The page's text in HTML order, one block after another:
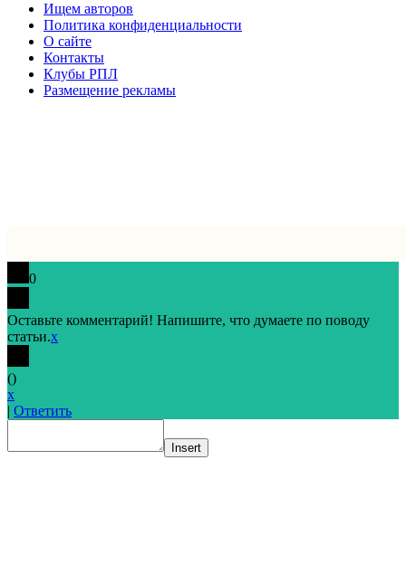
Ищем авторов
Политика конфиденциальности
О сайте
Контакты
Клубы РПЛ
Размещение рекламы
0
Оставьте комментарий! Напишите, что думаете по поводу
статьи.x
()
x
| Ответить
Insert